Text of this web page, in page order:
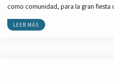
como comunidad, para la gran
LEER MÁS